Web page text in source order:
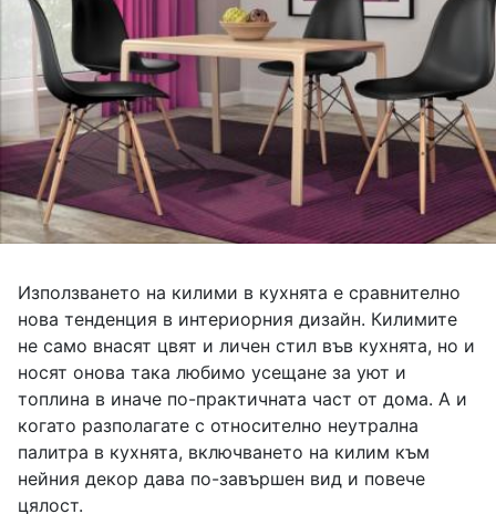
Използването на килими в кухнята е сравнително
нова тенденция в интериорния дизайн. Килимите
не само внасят цвят и личен стил във кухнята, но и
носят онова така любимо усещане за уют и
топлина в иначе по-практичната част от дома. А и
когато разполагате с относително неутрална
палитра в кухнята, включването на килим към
нейния декор дава по-завършен вид и повече
цялост.